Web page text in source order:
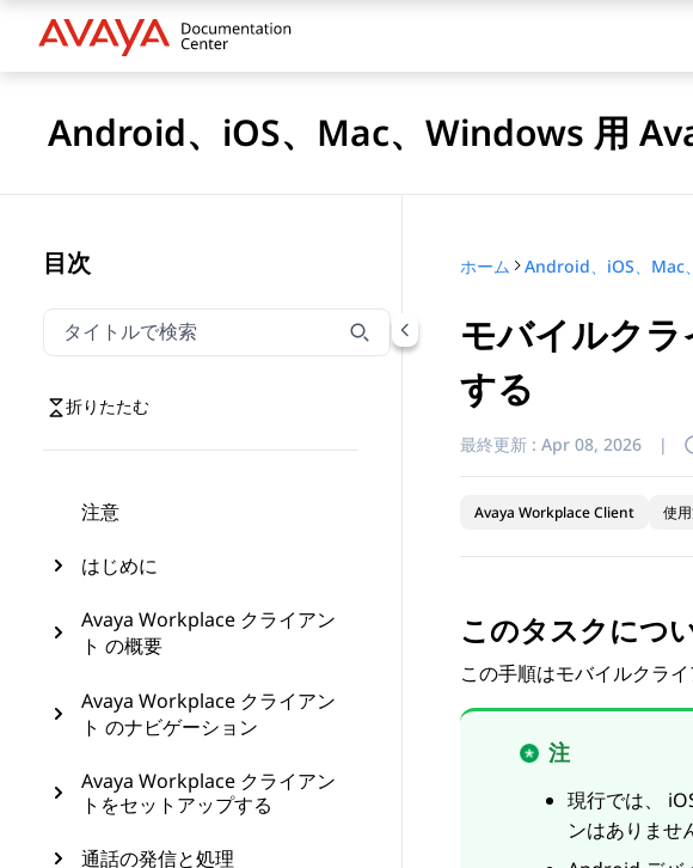
Android、iOS、Mac、Windows 用
目次
タイトルでナビゲーションをフィルター
タイトルでナビゲーション項目を絞り込むには入力してください
折りたたむ
注意
はじめに
Avaya Workplace クライアン
ト の概要
Avaya Workplace クライアン
ト のナビゲーション
Avaya Workplace クライアン
トをセットアップする
通話の発信と処理
ホーム
モバイルク
する
最終更新 : Apr 08, 2026 |
Avaya Workplace Client 使
このタスクにつ
この手順はモバイルクラ
注
現行では、
ンはありませ